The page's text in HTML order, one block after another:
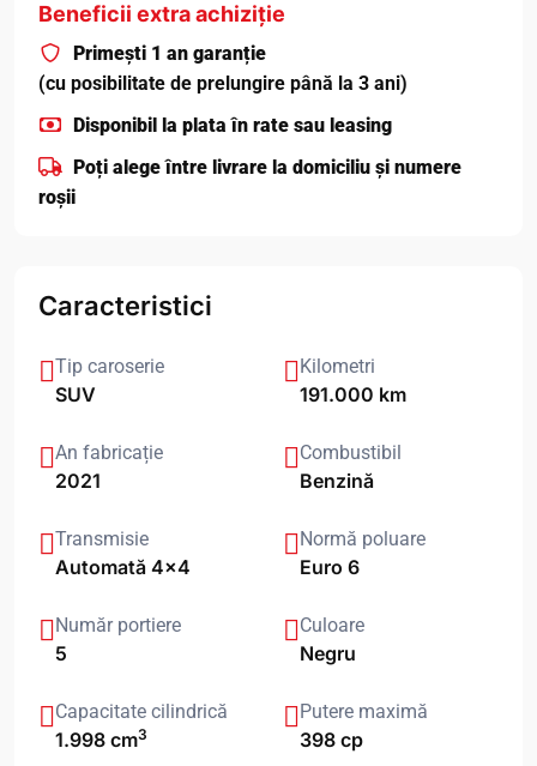
Beneficii extra achiziție
Primești 1 an garanție
(cu posibilitate de prelungire până la 3 ani)
Disponibil la plata în rate sau leasing
Poți alege între livrare la domiciliu și numere
roșii
Caracteristici
Tip caroserie
SUV
Kilometri
191.000 km
An fabricație
2021
Combustibil
Benzină
Transmisie
Automată 4x4
Normă poluare
Euro 6
Număr portiere
5
Culoare
Negru
Capacitate cilindrică
1.998 cm3
Putere maximă
398 cp